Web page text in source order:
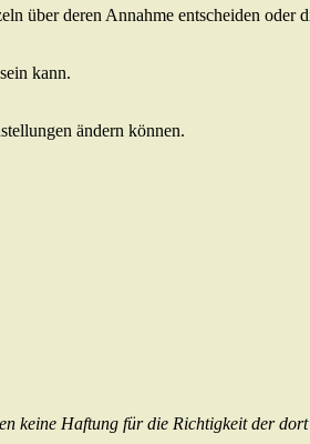
über deren Annahme entscheiden
kann.
ändern können.
keine Haftung für die Richtigkeit der